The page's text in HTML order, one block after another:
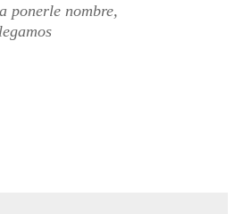
ponerle nombre,